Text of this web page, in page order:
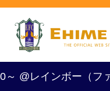
インボー（ファン